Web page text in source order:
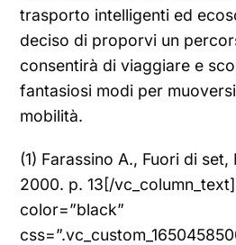
trasporto intelligenti ed
deciso di proporvi un
consentirà di viaggiare e
fantasiosi modi per
mobilità.
(1) Farassino A., Fuori di set,
2000. p. 13[/
color=”black”